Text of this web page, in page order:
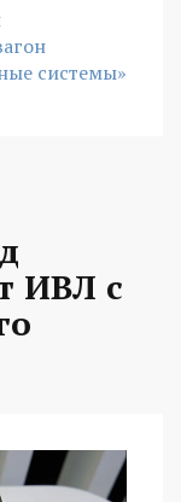
системы»
ИВЛ с